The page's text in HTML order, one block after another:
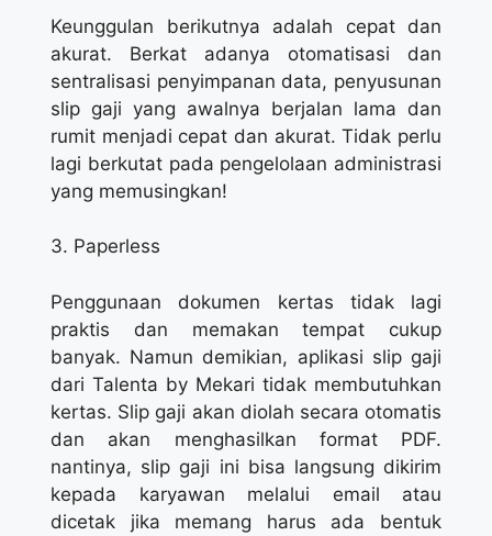
Keunggulan berikutnya adalah cepat dan
akurat. Berkat adanya otomatisasi dan
sentralisasi penyimpanan data, penyusunan
slip gaji yang awalnya berjalan lama dan
rumit menjadi cepat dan akurat. Tidak perlu
lagi berkutat pada pengelolaan administrasi
yang memusingkan!
3. Paperless
Penggunaan dokumen kertas tidak lagi
praktis dan memakan tempat cukup
banyak. Namun demikian, aplikasi slip gaji
dari Talenta by Mekari tidak membutuhkan
kertas. Slip gaji akan diolah secara otomatis
dan akan menghasilkan format PDF.
nantinya, slip gaji ini bisa langsung dikirim
kepada karyawan melalui email atau
dicetak jika memang harus ada bentuk